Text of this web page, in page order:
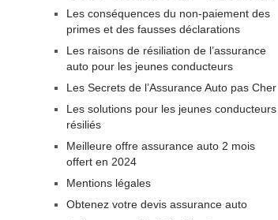
Les conséquences du non-paiement des
primes et des fausses déclarations
Les raisons de résiliation de l’assurance
auto pour les jeunes conducteurs
Les Secrets de l’Assurance Auto pas Cher
Les solutions pour les jeunes conducteurs
résiliés
Meilleure offre assurance auto 2 mois
offert en 2024
Mentions légales
Obtenez votre devis assurance auto